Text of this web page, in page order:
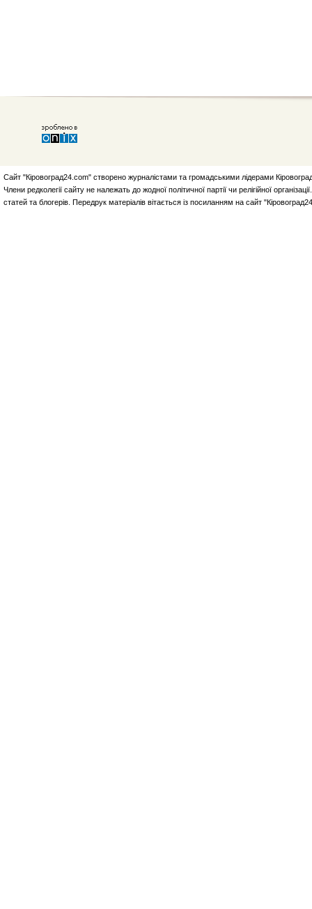
Сайт "Кіровоград24.com" створено журналістами та громадськими лідерами
Члени редколегії сайту не належать до жодної політичної партії чи релігійної
статей та блогерів. Передрук матеріалів вітається із посиланням на сайт